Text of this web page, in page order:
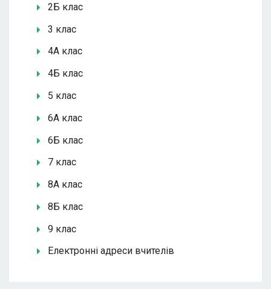
2Б клас
3 клас
4А клас
4Б клас
5 клас
6А клас
6Б клас
7 клас
8А клас
8Б клас
9 клас
Електронні адреси вчителів